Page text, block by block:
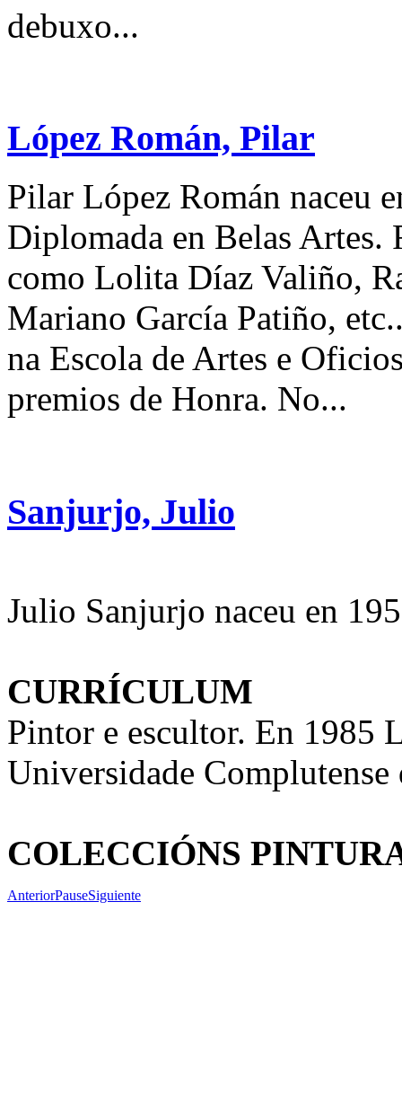
debuxo...
López Román, Pilar
Pilar López Román naceu
Diplomada en Belas Artes.
como Lolita Díaz Valiño,
Mariano García Patiño,
na Escola de Artes e
premios de Honra. No...
Sanjurjo, Julio
Julio Sanjurjo naceu en
CURRÍCULUM
Pintor e escultor. En 1985
Universidade
COLECCIÓNS
AnteriorPauseSiguiente